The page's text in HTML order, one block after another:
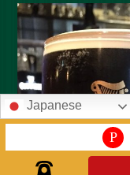
Japanese
P